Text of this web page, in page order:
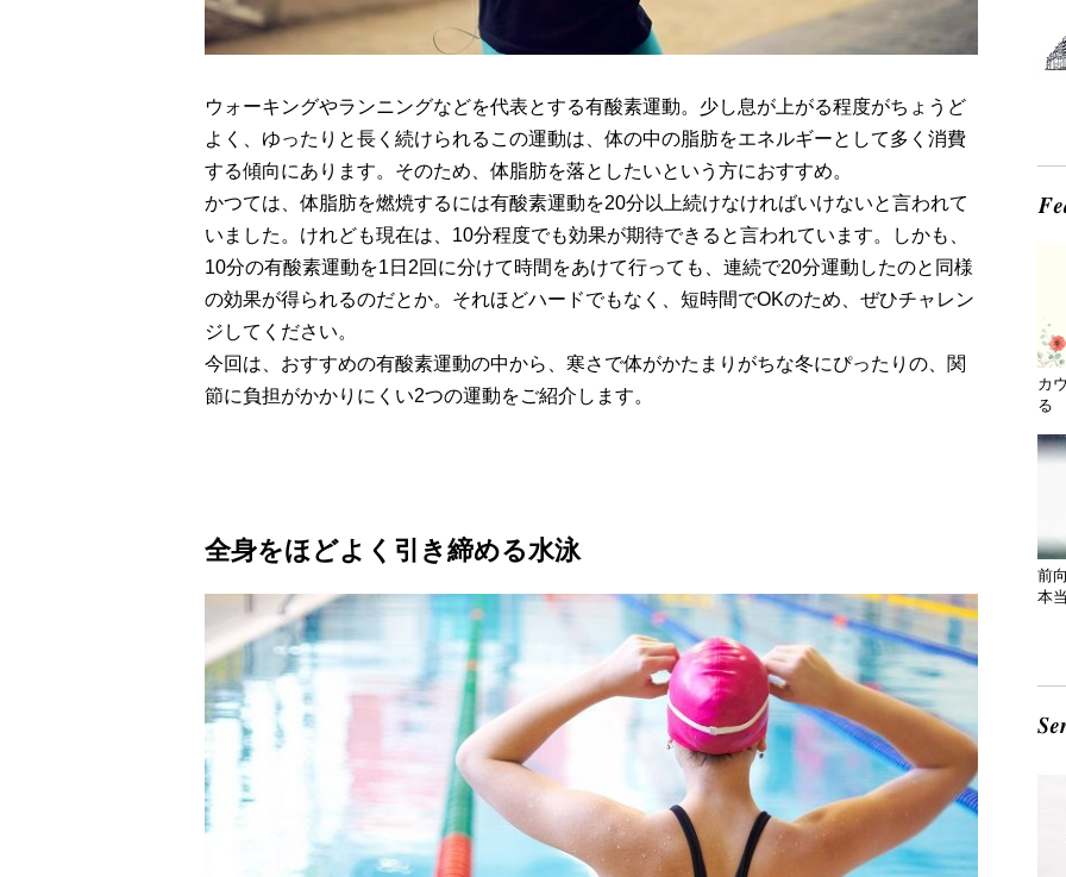
ウォーキングやランニングなどを代表とする有酸素運動。少し息が上がる程度がちょうど
よく、ゆったりと長く続けられるこの運動は、体の中の脂肪をエネルギーとして多く消費
する傾向にあります。そのため、体脂肪を落としたいという方におすすめ。
かつては、体脂肪を燃焼するには有酸素運動を20分以上続けなければいけないと言われて
いました。けれども現在は、10分程度でも効果が期待できると言われています。しかも、
10分の有酸素運動を1日2回に分けて時間をあけて行っても、連続で20分運動したのと同様
の効果が得られるのだとか。それほどハードでもなく、短時間でOKのため、ぜひチャレン
ジしてください。
今回は、おすすめの有酸素運動の中から、寒さで体がかたまりがちな冬にぴったりの、関
節に負担がかかりにくい2つの運動をご紹介します。
全身をほどよく引き締める水泳
カ
る
前
本